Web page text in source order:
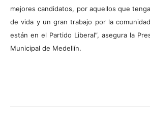
mejores candidatos, por aquellos que
de vida y un gran trabajo por la
están en el Partido Liberal”, asegura la
Municipal de Medellín.